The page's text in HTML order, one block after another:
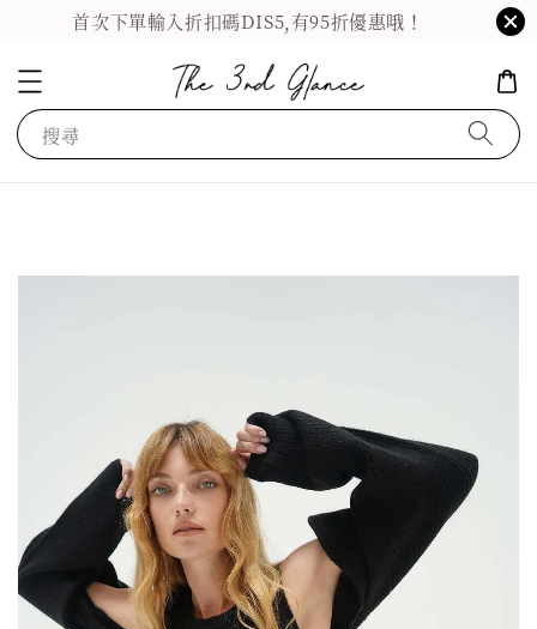
首次下單輸入折扣碼DIS5,有95折優惠哦！
搜尋